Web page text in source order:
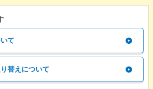
て
替えについて